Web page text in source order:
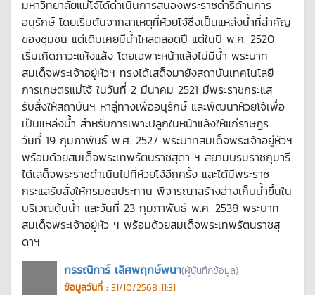
มหาวิทยาลัยแม่โจ้ได้ดำเนินการสนองพระราชดำริด้านการ
อนุรักษ์ โดยเริ่มต้นจากสาเหตุที่ห้วยโจ้ซึ่งเป็นแหล่งน้ำที่สำคัญ
ของชุมชน แต่เดิมเคยมีน้ำไหลตลอดปี แต่ในปี พ.ศ. 2520
เริ่มเกิดภาวะแห้งแล้ง โดยเฉพาะหน้าแล้งไม่มีน้ำ พระบาท
สมเด็จพระเจ้าอยู่หัวฯ ทรงได้เสด็จมายังสถาบันเทคโนโลยี
การเกษตรแม่โจ้ ในวันที่ 2 มีนาคม 2521 มีพระราชกระแส
รับสั่งให้สถาบันฯ หาลู่ทางเพื่ออนุรักษ์ และพัฒนาห้วยโจ้เพื่อ
เป็นแหล่งน้ำ สำหรับการเพาะปลูกในหน้าแล้งให้แก่ราษฎร
วันที่ 19 กุมภาพันธ์ พ.ศ. 2527 พระบาทสมเด็จพระเจ้าอยู่หัวฯ
พร้อมด้วยสมเด็จพระเทพรัตนราชสุดา ฯ สยามบรมราชกุมารี
ได้เสด็จพระราชดำเนินไปที่ห้วยโจ้อีกครั้ง และได้มีพระราช
กระแสรับสั่งให้กรมชลประทาน พิจารณาสร้างอ่างเก็บน้ำขึ้นใน
บริเวณต้นน้ำ และวันที่ 23 กุมภาพันธ์ พ.ศ. 2538 พระบาท
สมเด็จพระเจ้าอยู่หัว ฯ พร้อมด้วยสมเด็จพระเทพรัตนราชสุ
ดาฯ
กรรณิการ์ เลิศพฤกษ์พนา(ผู้บันทึกข้อมูล)
ข้อมูลวันที่ : 31/10/2568 11:31